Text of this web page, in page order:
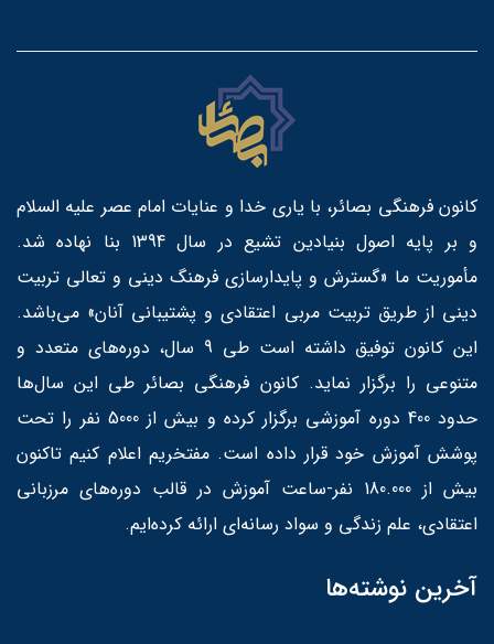
کانون فرهنگی بصائر، با یاری خدا و عنایات امام عصر علیه السلام
و بر پایه اصول بنیادین تشیع در سال 1394 بنا نهاده شد.
مأموریت ما «گسترش و پایدارسازی فرهنگ دینی و تعالی تربیت
دینی از طریق تربیت مربی اعتقادی و پشتیبانی آنان» می‌باشد.
این کانون توفیق داشته است طی 9 سال، دوره‌های متعدد و
متنوعی را برگزار نماید. کانون فرهنگی بصائر طی این سال‌ها
حدود 400 دوره آموزشی برگزار کرده و بیش از 5000 نفر را تحت
پوشش آموزش خود قرار داده است. مفتخریم اعلام کنیم تاکنون
بیش از 180.000 نفر-ساعت آموزش در قالب دوره‌های مرزبانی
اعتقادی، علم زندگی و سواد رسانه‌ای ارائه کرده‌ایم.
آخرین نوشته‌ها